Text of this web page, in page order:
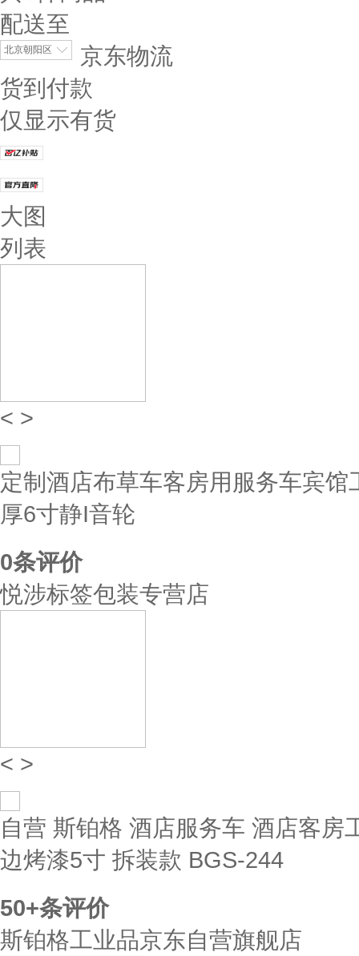
配送至
北京朝阳区
京东物流
货到付款
仅显示有货
大图
列表
< >
定制酒店布草车客房用服务车宾
厚6寸静I音轮
0条评价
悦涉标签包装专营店
< >
自营 斯铂格 酒店服务车 酒店客房
边烤漆5寸 拆装款 BGS-244
50+条评价
斯铂格工业品京东自营旗舰店